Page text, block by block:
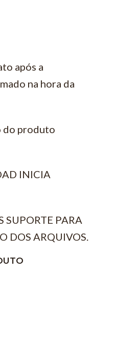
após a
na hora da
do produto
INICIA
SUPORTE PARA
DOS ARQUIVOS.